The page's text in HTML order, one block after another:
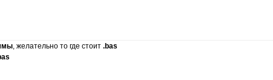
, желательно то где стоит .bas